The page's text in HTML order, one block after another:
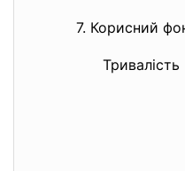
7. Корисний